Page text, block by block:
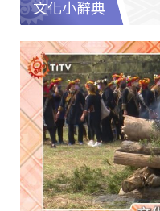
文化小辭典